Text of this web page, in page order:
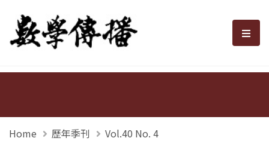
數學傳播 選
Home 歷年季刊 Vol.40 No. 4